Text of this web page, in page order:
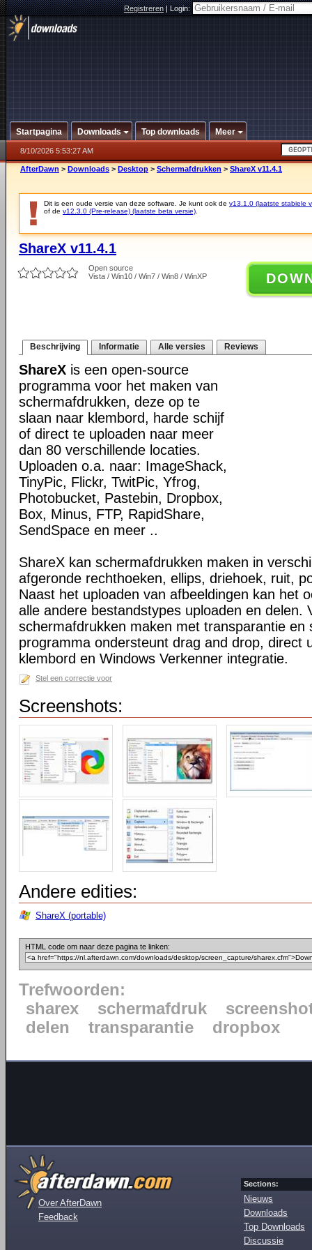
Registreren|Login:
Startpagina Downloads Top downloads Meer
8/10/2026 5:53:27 AM
AfterDawn > Downloads > Desktop > Schermafdrukken > ShareX v11.4.1
Dit is een oude versie van deze software. Je kunt ook de v13.1.0 (laatste stabiele
of de v12.3.0 (Pre-release) (laatste beta versie)
ShareX v11.4.1
Open source
Vista / Win10 / Win7 / Win8 / WinXP
Beschrijving Informatie Alle versies Reviews
ShareX is een open-source
programma voor het maken van
schermafdrukken, deze op te
slaan naar klembord, harde schijf
of direct te uploaden naar meer
dan 80 verschillende locaties.
Uploaden o.a. naar: ImageShack,
TinyPic, Flickr, TwitPic, Yfrog,
Photobucket, Pastebin, Dropbox,
Box, Minus, FTP, RapidShare,
SendSpace en meer ..
ShareX kan schermafdrukken maken in
afgeronde rechthoeken, ellips, driehoek, ruit,
Naast het uploaden van afbeeldingen kan het
alle andere bestandstypes uploaden en delen.
schermafdrukken maken met transparantie en
programma ondersteunt drag and drop, direct
klembord en Windows Verkenner integratie.
Stel een correctie voor
Screenshots:
Andere edities:
ShareX (portable)
HTML code om naar deze pagina te linken:
Trefwoorden:
sharex
schermafdruk
delen
transparantie dropbox
Over AfterDawn
Feedback
Sections:
Nieuws
Downloads
Top Downloads
Discussie